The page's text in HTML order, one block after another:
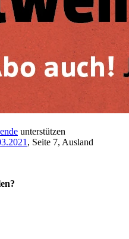
unterstützen
, Seite 7, Ausland